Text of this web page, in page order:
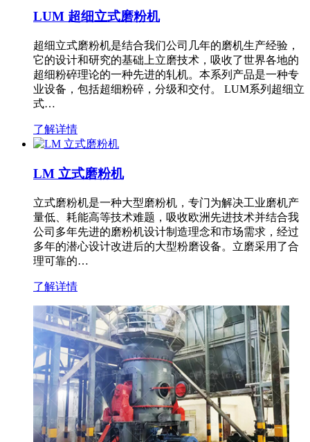
LUM 超细立式磨粉机
超细立式磨粉机是结合我们公司几年的磨机生产经验，
它的设计和研究的基础上立磨技术，吸收了世界各地的
超细粉碎理论的一种先进的轧机。本系列产品是一种专
业设备，包括超细粉碎，分级和交付。 LUM系列超细立
式…
了解详情
LM 立式磨粉机
立式磨粉机是一种大型磨粉机，专门为解决工业磨机产
量低、耗能高等技术难题，吸收欧洲先进技术并结合我
公司多年先进的磨粉机设计制造理念和市场需求，经过
多年的潜心设计改进后的大型粉磨设备。立磨采用了合
理可靠的…
了解详情